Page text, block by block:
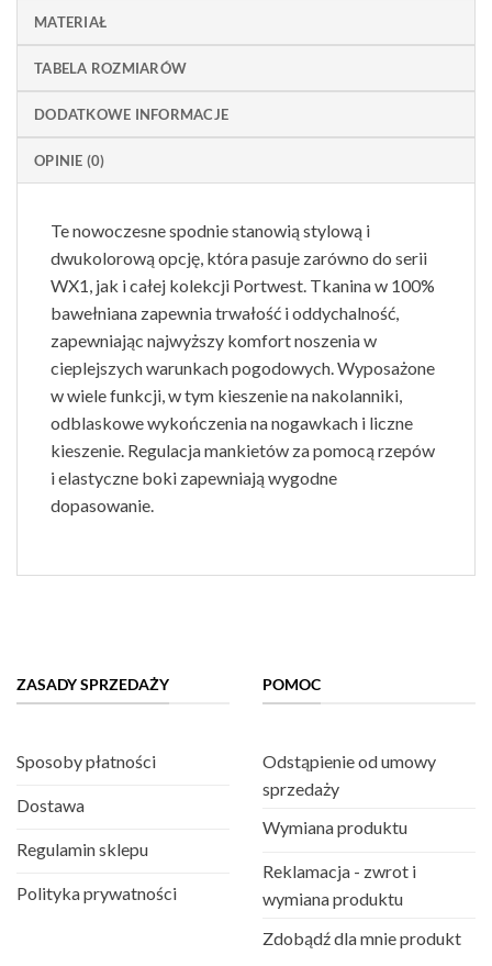
MATERIAŁ
TABELA ROZMIARÓW
DODATKOWE INFORMACJE
OPINIE (0)
Te nowoczesne spodnie stanowią stylową i
dwukolorową opcję, która pasuje zarówno do serii
WX1, jak i całej kolekcji Portwest. Tkanina w 100%
bawełniana zapewnia trwałość i oddychalność,
zapewniając najwyższy komfort noszenia w
cieplejszych warunkach pogodowych. Wyposażone
w wiele funkcji, w tym kieszenie na nakolanniki,
odblaskowe wykończenia na nogawkach i liczne
kieszenie. Regulacja mankietów za pomocą rzepów
i elastyczne boki zapewniają wygodne
dopasowanie.
ZASADY SPRZEDAŻY
Sposoby płatności
Dostawa
Regulamin sklepu
Polityka prywatności
POMOC
Odstąpienie od umowy
sprzedaży
Wymiana produktu
Reklamacja - zwrot i
wymiana produktu
Zdobądź dla mnie produkt